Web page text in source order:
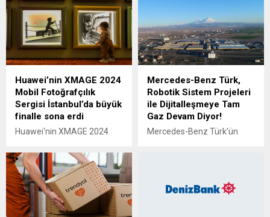
Huawei’nin XMAGE 2024
Mobil Fotoğrafçılık
Sergisi İstanbul’da büyük
finalle sona erdi
Huawei‘nin XMAGE 2024
dünyanın en büyük ve en
prestijli mobil fotoğrafçılık
fuarlarından biri olarak
İstanbul’da sona erdi. Sergi,
mobil görüntülemenin
Mercedes-Benz Türk,
Robotik Sistem Projeleri
ile Dijitalleşmeye Tam
Gaz Devam Diyor!
Mercedes-Benz Türk’ün
ve kalite kontrol işlemlerini
optimize eden yeni projesi